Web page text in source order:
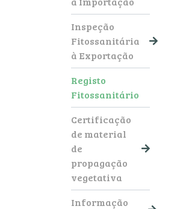
Inspeção
Fitossanitária
à Exportação
Registo
Fitossanitário
Certificação
de material
de
propagação
vegetativa
Informação